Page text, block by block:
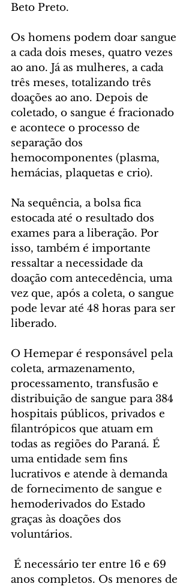
Beto Preto.
Os homens podem doar sangue
a cada dois meses, quatro vezes
ao ano. Já as mulheres, a cada
três meses, totalizando três
doações ao ano. Depois de
coletado, o sangue é fracionado
e acontece o processo de
separação dos
hemocomponentes (plasma,
hemácias, plaquetas e crio).
Na sequência, a bolsa fica
estocada até o resultado dos
exames para a liberação. Por
isso, também é importante
ressaltar a necessidade da
doação com antecedência, uma
vez que, após a coleta, o sangue
pode levar até 48 horas para ser
liberado.
O Hemepar é responsável pela
coleta, armazenamento,
processamento, transfusão e
distribuição de sangue para 384
hospitais públicos, privados e
filantrópicos que atuam em
todas as regiões do Paraná. É
uma entidade sem fins
lucrativos e atende à demanda
de fornecimento de sangue e
hemoderivados do Estado
graças às doações dos
voluntários.
anos completos. Os menores de